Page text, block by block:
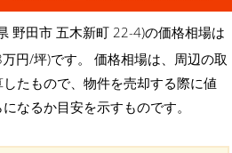
野田市 五木新町 22-4)の価格相場は
円/坪)です。 価格相場は、周辺の取
たもので、物件を売却する際に値
なるか目安を示すものです。